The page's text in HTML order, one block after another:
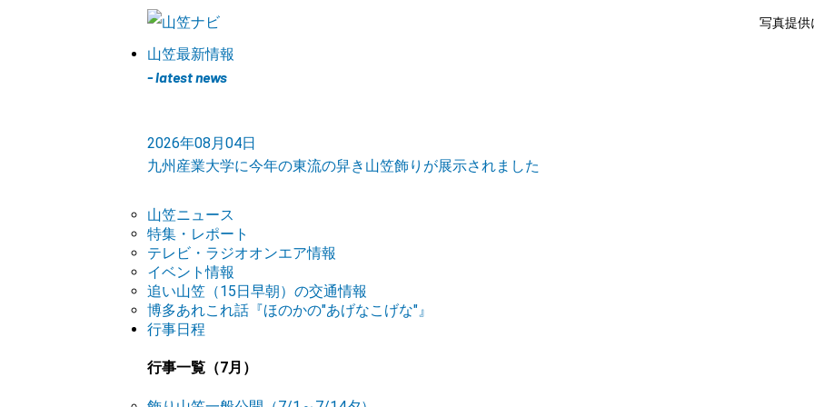
写真提供
山笠最新情報
- latest news
2026年08月04日
九州産業大学に今年の東流の舁き山笠飾りが展示されました
山笠ニュース
特集・レポート
テレビ・ラジオオンエア情報
イベント情報
追い山笠（15日早朝）の交通情報
博多あれこれ話『ほのかの"あげなこげな"』
行事日程
行事一覧（7月）